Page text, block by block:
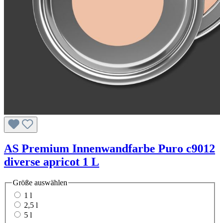
AS Premium Innenwandfarbe Puro c9012
diverse apricot 1 L
Größe auswählen
1 l
2,5 l
5 l